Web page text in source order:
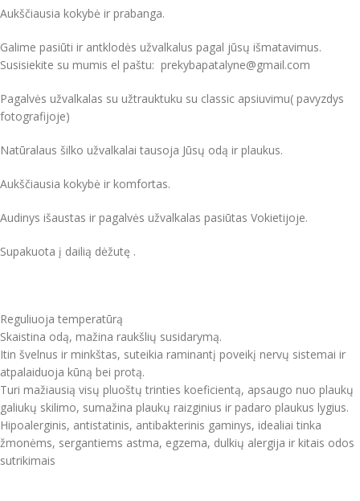
Aukščiausia kokybė ir prabanga.
Galime pasiūti ir antklodės užvalkalus pagal jūsų išmatavimus.
Susisiekite su mumis el paštu: prekybapatalyne@gmail.com
Pagalvės užvalkalas su užtrauktuku su classic apsiuvimu( pavyzdys
fotografijoje)
Natūralaus šilko užvalkalai tausoja Jūsų odą ir plaukus.
Aukščiausia kokybė ir komfortas.
Audinys išaustas ir pagalvės užvalkalas pasiūtas Vokietijoje.
Supakuota į dailią dėžutę .
Reguliuoja temperatūrą
Skaistina odą, mažina raukšlių susidarymą.
Itin švelnus ir minkštas, suteikia raminantį poveikį nervų sistemai ir
atpalaiduoja kūną bei protą.
Turi mažiausią visų pluoštų trinties koeficientą, apsaugo nuo plaukų
galiukų skilimo, sumažina plaukų raizginius ir padaro plaukus lygius.
Hipoalerginis, antistatinis, antibakterinis gaminys, idealiai tinka
žmonėms, sergantiems astma, egzema, dulkių alergija ir kitais odos
sutrikimais